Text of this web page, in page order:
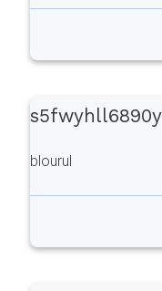
blourul